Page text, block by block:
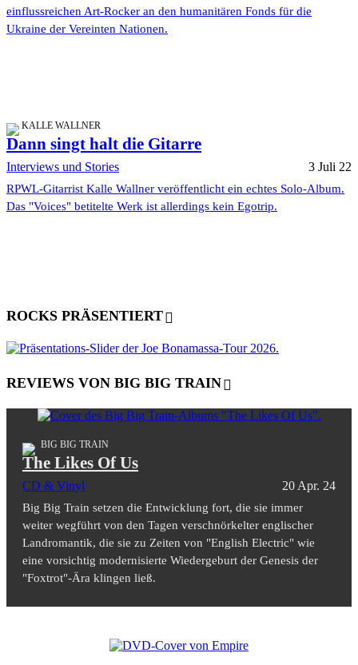
einflussreichen Art-Rocker an den humanitären Fonds für die
Ukraine der Vereinten Nationen.
KALLE WALLNER
Dann singt halt die Gitarre
Interviews und Stories 3 Juli 22
RPWL-Gitarrist Kalle Wallner veröffentlicht ein echtes Solo-Album.
Das "Voices" betitelte Werk ist allerdings kein Egotrip.
ROCKS PRÄSENTIERT
REVIEWS VON BIG BIG TRAIN
BIG BIG TRAIN
The Likes Of Us
CD & Vinyl 20 Apr. 24
Big Big Train setzen die Entwicklung fort, die sie immer
weiter wegführt von den Tagen verschnörkelter englischer
Landromantik, die sie zu Zeiten von "English Electric" wie
eine vorsichtig modernisierte Wiedergeburt der Genesis der
"Foxtrot"-Ära klingen ließ.